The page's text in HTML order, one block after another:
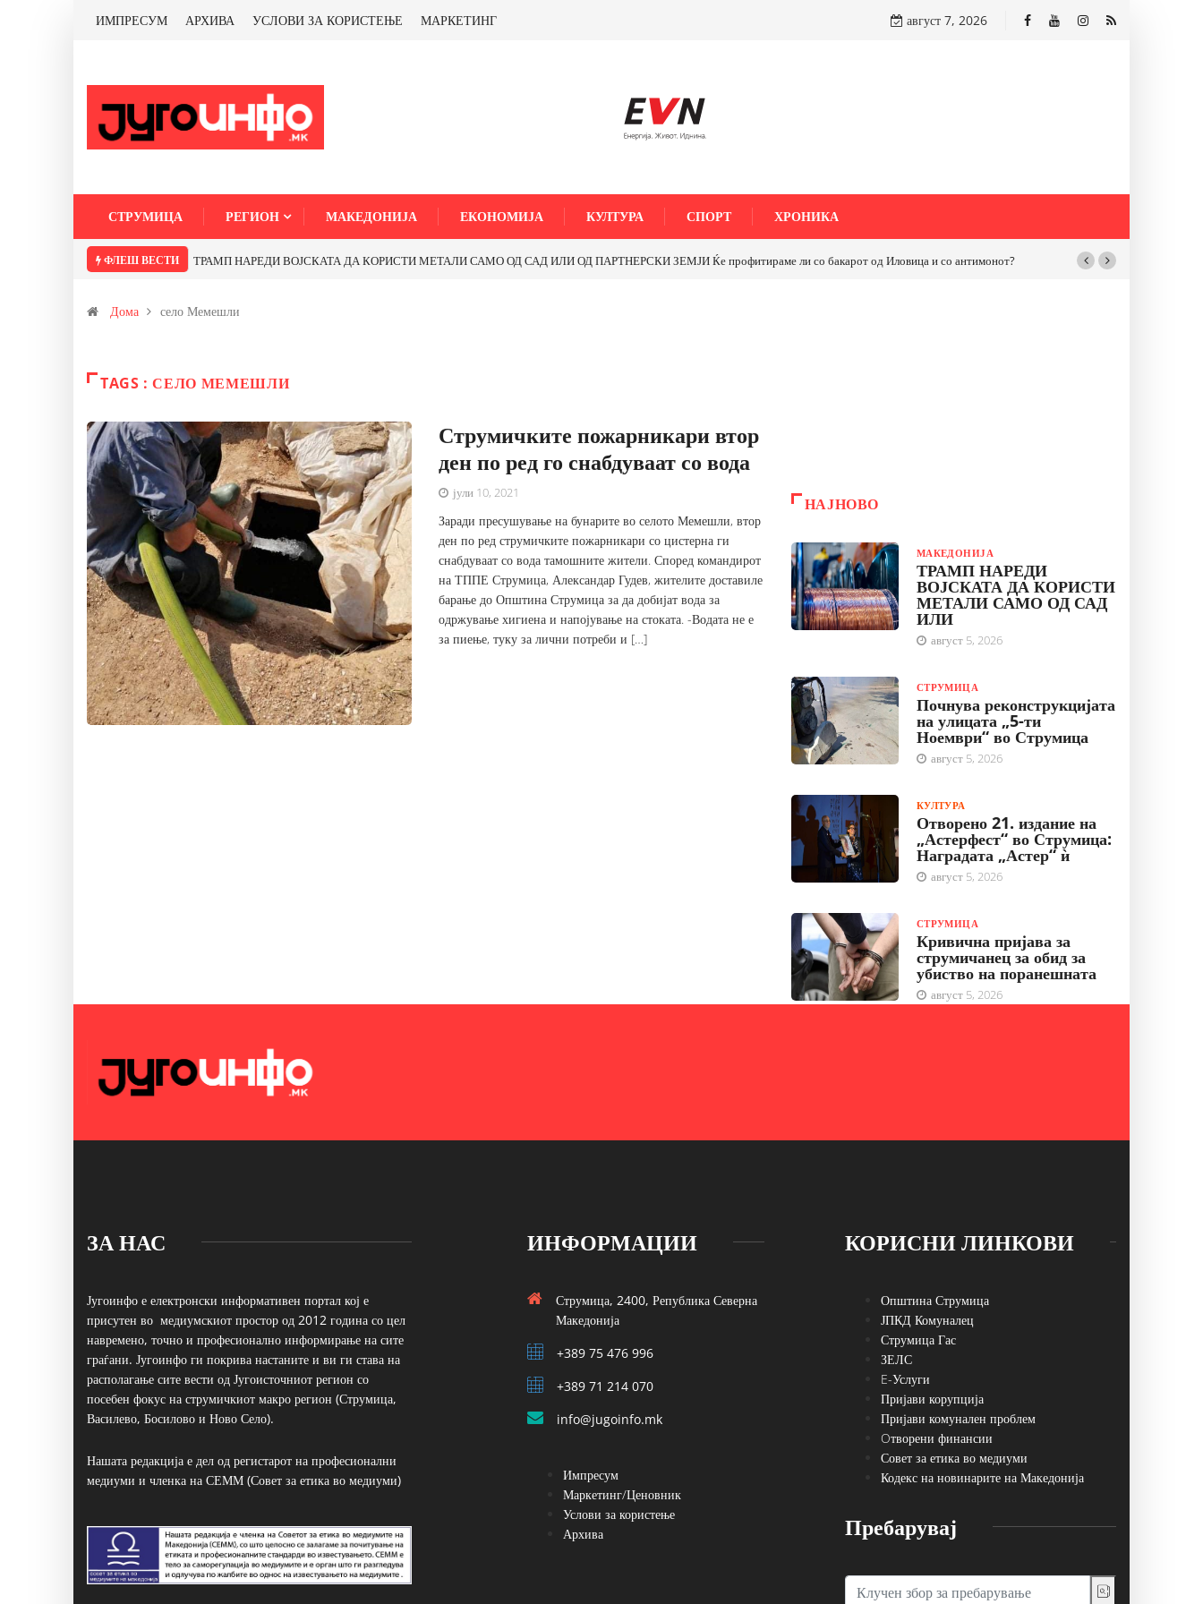
ИМПРЕСУМ АРХИВА УСЛОВИ ЗА КОРИСТЕЊЕ МАРКЕТИНГ август 7, 2026
СТРУМИЦА РЕГИОН МАКЕДОНИЈА ЕКОНОМИЈА КУЛТУРА СПОРТ ХРОНИКА
ФЛЕШ ВЕСТИ ТРАМП НАРЕДИ ВОЈСКАТА ДА КОРИСТИ МЕТАЛИ САМО ОД САД ИЛИ ОД ПАРТНЕРСКИ ЗЕМЈИ Ќе профитираме ли со бакарот од Иловица и со антимонот?
Дома село Мемешли
TAGS : СЕЛО МЕМЕШЛИ
Струмичките пожарникари втор
ден по ред го снабдуваат со вода
јули 10, 2021
Заради пресушување на бунарите во селото Мемешли, втор
ден по ред струмичките пожарникари со цистерна ги
снабдуваат со вода тамошните жители. Според командирот
на ТППЕ Струмица, Александар Гудев, жителите доставиле
барање до Општина Струмица за да добијат вода за
одржување хигиена и напојување на стоката. -Водата не е
за пиење, туку за лични потреби и […]
НАЈНОВО
МАКЕДОНИЈА
ТРАМП НАРЕДИ
ВОЈСКАТА ДА КОРИСТИ
МЕТАЛИ САМО ОД САД
ИЛИ
август 5, 2026
СТРУМИЦА
Почнува реконструкцијата
на улицата „5-ти
Ноември“ во Струмица
август 5, 2026
КУЛТУРА
Отворено 21. издание на
„Астерфест“ во Струмица:
Наградата „Астер“ ѝ
август 5, 2026
СТРУМИЦА
Кривична пријава за
струмичанец за обид за
убиство на поранешната
август 5, 2026
ЗА НАС
Југоинфо е електронски информативен портал кој е
присутен во медиумскиот простор од 2012 година со цел
навремено, точно и професионално информирање на сите
граѓани. Југоинфо ги покрива настаните и ви ги става на
располагање сите вести од Југоисточниот регион со
посебен фокус на струмичкиот макро регион (Струмица,
Василево, Босилово и Ново Село).
Нашата редакција е дел од регистарот на професионални
медиуми и членка на СЕММ (Совет за етика во медиуми)
ИНФОРМАЦИИ
Струмица, 2400, Република Северна
Македонија
+389 75 476 996
+389 71 214 070
info@jugoinfo.mk
Импресум
Маркетинг/Ценовник
Услови за користење
Архива
КОРИСНИ ЛИНКОВИ
Општина Струмица
ЈПКД Комуналец
Струмица Гас
ЗЕЛС
E-Услуги
Пријави корупција
Пријави комунален проблем
Oтворени финансии
Совет за етика во медиуми
Кодекс на новинарите на Македонија
Пребарувај